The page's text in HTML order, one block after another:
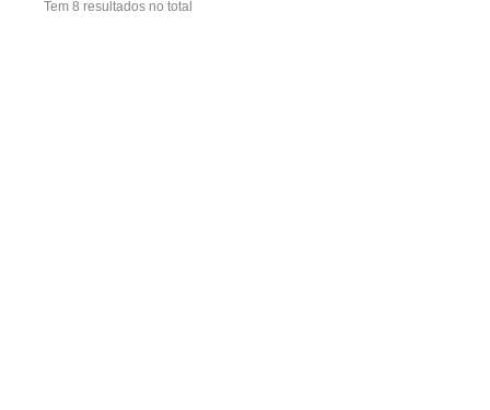
Tem 8 resultados no total